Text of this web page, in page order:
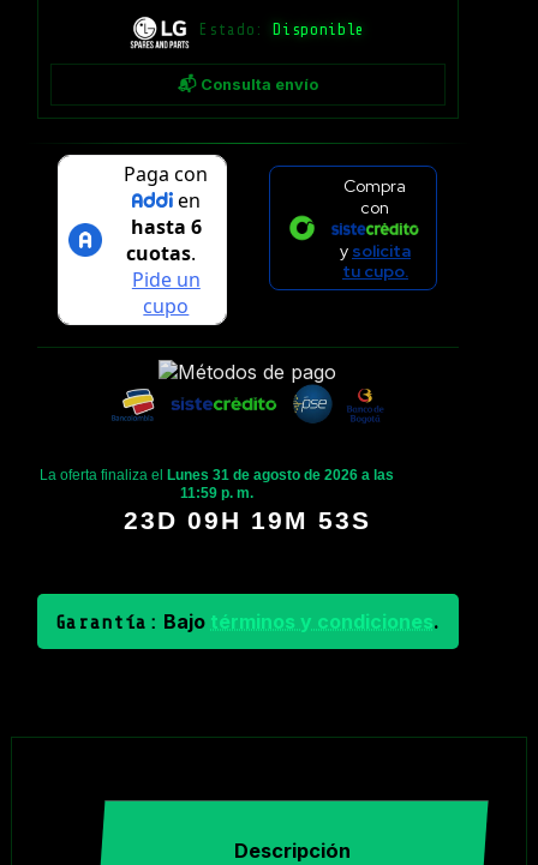
Estado: Disponible
📬 Consulta envío
Compra
con
y solicita
tu cupo.
La oferta finaliza el
Lunes 31 de agosto de 2026 a las
11:59 p. m.
23D 09H 19M 52S
Garantía: Bajo términos y condiciones.
Descripción